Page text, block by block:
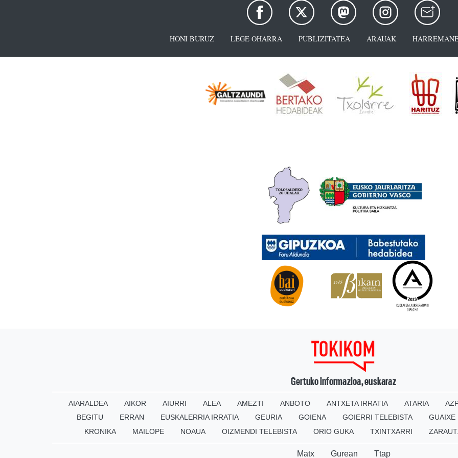
HONI BURUZ LEGE OHARRA PUBLIZITATEA ARAUAK
Gertuko informazioa, euskaraz
AIARALDEA AIKOR AIURRI ALEA AMEZTI ANBOTO ANTXETA IRRATIA ATARIA
BEGITU
ERRAN EUSKALERRIA IRRATIA GEURIA GOIENA GOIERRI TELEBISTA
GUAIXE
KRONIKA
MAILOPE NOAUA OIZMENDI TELEBISTA ORIO GUKA TXINTXARRI
Matx Gurean Ttap